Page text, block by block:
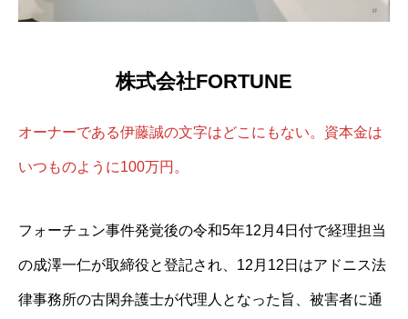
株式会社FORTUNE
オーナーである伊藤誠の文字はどこにもない。資本金は
いつものように100万円。
フォーチュン事件発覚後の令和5年12月4日付で経理担当
の成澤一仁が取締役と登記され、12月12日はアドニス法
律事務所の古閑弁護士が代理人となった旨、被害者に通